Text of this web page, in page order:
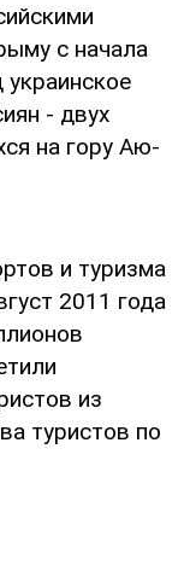
с начала
украинское
- двух
на гору Аю-
и туризма
2011 года
из
туристов по